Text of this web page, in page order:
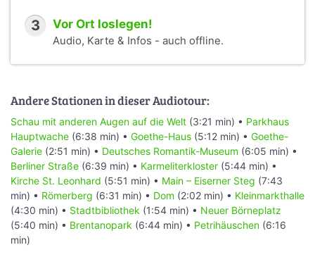
3 Vor Ort loslegen!
Audio, Karte & Infos - auch offline.
Andere Stationen in dieser Audiotour:
Schau mit anderen Augen auf die Welt (3:21 min) • Parkhaus
Hauptwache (6:38 min) • Goethe-Haus (5:12 min) • Goethe-
Galerie (2:51 min) • Deutsches Romantik-Museum (6:05 min) •
Berliner Straße (6:39 min) • Karmeliterkloster (5:44 min) •
Kirche St. Leonhard (5:51 min) • Main – Eiserner Steg (7:43
min) • Römerberg (6:31 min) • Dom (2:02 min) • Kleinmarkthalle
(4:30 min) • Stadtbibliothek (1:54 min) • Neuer Börneplatz
(5:40 min) • Brentanopark (6:44 min) • Petrihäuschen (6:16
min)